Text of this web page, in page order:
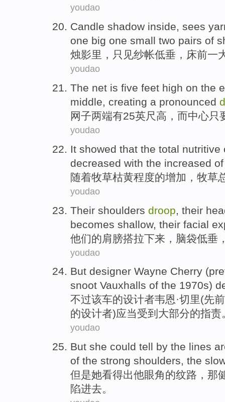
youdao
Candle shadow inside, sees
one big one small two pairs of
烛影里， 只见纱帐低垂， 床前一
youdao
The net is five feet high on the
middle, creating a pronounced
网子两端有25英尺 高 ， 而中心只
youdao
It showed that the total nutritive
decreased with the increased
随着牧草枯黄程度的增加 ， 牧草
youdao
Their shoulders droop their
becomes shallow, their facial
他们的肩膀搭拉下来， 脑袋低垂
youdao
But designer Wayne Cherry (
snoot Vauxhalls of the 1970s)
不过该车的设计者韦恩·切里(先前
的设计者)应当受到 大部分的指责
youdao
But she could tell by the lines
of the strong shoulders, the
但是她看得出他眼角的纹路 ， 那
陷进去。